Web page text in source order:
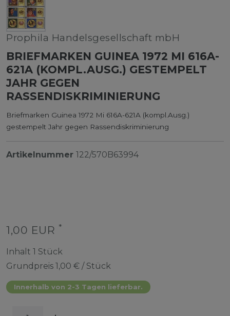
Prophila Handelsgesellschaft mbH
BRIEFMARKEN GUINEA 1972 MI 616A-
621A (KOMPL.AUSG.) GESTEMPELT
JAHR GEGEN
RASSENDISKRIMINIERUNG
Briefmarken Guinea 1972 Mi 616A-621A (kompl.Ausg.)
gestempelt Jahr gegen Rassendiskriminierung
Artikelnummer 122/570B63994
1,00 EUR *
Inhalt 1 Stück
Grundpreis 1,00 € / Stück
Innerhalb von 2-3 Tagen lieferbar.